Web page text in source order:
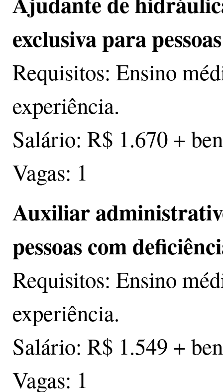
exclusiva para
Requisitos: Ensino
experiência.
Salário: R$ 1.670 +
Vagas: 1
Auxiliar
pessoas com
Requisitos: Ensino
experiência.
Salário: R$ 1.549 +
Vagas: 1